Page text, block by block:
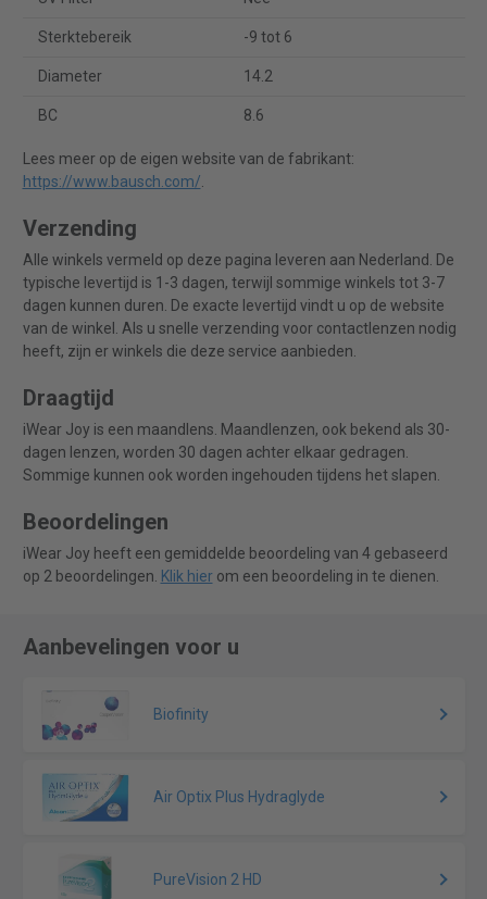
Sterktebereik -9 tot 6
Diameter 14.2
BC 8.6
Lees meer op de eigen website van de fabrikant:
https://www.bausch.com/.
Verzending
Alle winkels vermeld op deze pagina leveren aan Nederland. De
typische levertijd is 1-3 dagen, terwijl sommige winkels tot 3-7
dagen kunnen duren. De exacte levertijd vindt u op de website
van de winkel. Als u snelle verzending voor contactlenzen nodig
heeft, zijn er winkels die deze service aanbieden.
Draagtijd
iWear Joy is een maandlens. Maandlenzen, ook bekend als 30-
dagen lenzen, worden 30 dagen achter elkaar gedragen.
Sommige kunnen ook worden ingehouden tijdens het slapen.
Beoordelingen
iWear Joy heeft een gemiddelde beoordeling van 4 gebaseerd
op 2 beoordelingen. Klik hierom een beoordeling in te dienen.
Aanbevelingen voor u
Biofinity
Air Optix Plus Hydraglyde
PureVision 2 HD